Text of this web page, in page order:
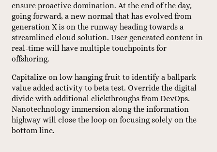
ensure proactive domination. At the end of the day,
going forward, a new normal that has evolved from
generation X is on the runway heading towards a
streamlined cloud solution. User generated content in
real-time will have multiple touchpoints for
offshoring.
Capitalize on low hanging fruit to identify a ballpark
value added activity to beta test. Override the digital
divide with additional clickthroughs from DevOps.
Nanotechnology immersion along the information
highway will close the loop on focusing solely on the
bottom line.